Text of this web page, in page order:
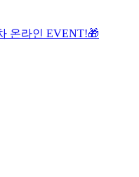
온라인 EVENT!🎁